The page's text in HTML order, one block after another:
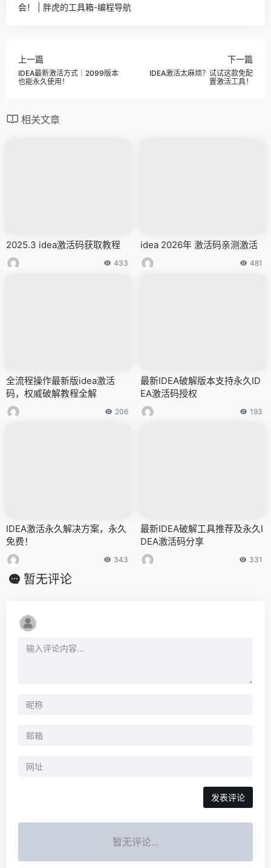
会！ | 胖虎的工具箱-编程导航
上一篇
IDEA最新激活方式｜2099版本
也能永久使用！
下一篇
IDEA激活太麻烦？试试这款免配
置激活工具！
相关文章
2025.3 idea激活码获取教程
433
idea 2026年 激活码亲测激活
481
全流程操作最新版idea激活
码，权威破解教程全解
206
最新IDEA破解版本支持永久ID
EA激活码授权
193
IDEA激活永久解决方案，永久
免费！
343
最新IDEA破解工具推荐及永久I
DEA激活码分享
331
暂无评论
暂无评论...